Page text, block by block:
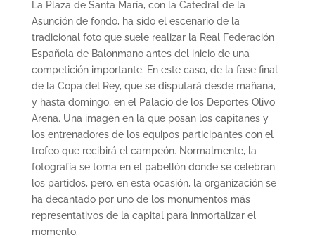
La Plaza de Santa María, con la Catedral de la
Asunción de fondo, ha sido el escenario de la
tradicional foto que suele realizar la Real Federación
Española de Balonmano antes del inicio de una
competición importante. En este caso, de la fase final
de la Copa del Rey, que se disputará desde mañana,
y hasta domingo, en el Palacio de los Deportes Olivo
Arena. Una imagen en la que posan los capitanes y
los entrenadores de los equipos participantes con el
trofeo que recibirá el campeón. Normalmente, la
fotografía se toma en el pabellón donde se celebran
los partidos, pero, en esta ocasión, la organización se
ha decantado por uno de los monumentos más
representativos de la capital para inmortalizar el
momento.